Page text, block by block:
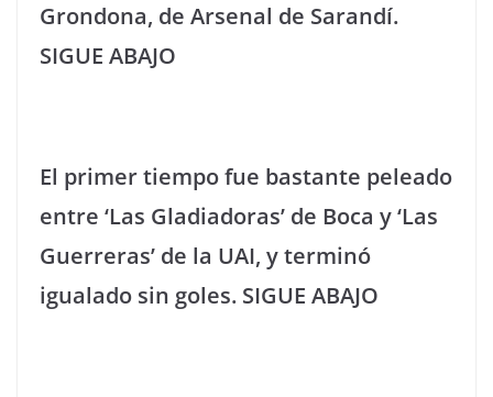
Grondona, de Arsenal de Sarandí.
SIGUE ABAJO
El primer tiempo fue bastante peleado
entre ‘Las Gladiadoras’ de Boca y ‘Las
Guerreras’ de la UAI, y terminó
igualado sin goles. SIGUE ABAJO